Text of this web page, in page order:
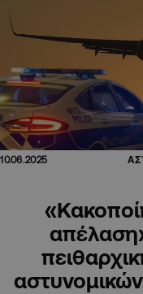
10.06.2025